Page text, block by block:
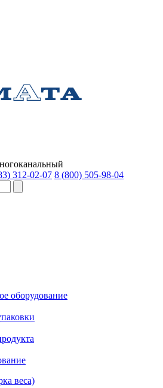
312-02-07 8 (800) 505-98-04
оборудование
веса)